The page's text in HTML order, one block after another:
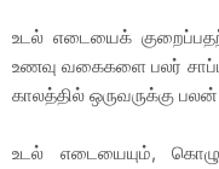
உடல் எடையைக்
உணவு வகைகளை பலர்
காலத்தில் ஒருவருக்கு
உடல் எடையையும்,